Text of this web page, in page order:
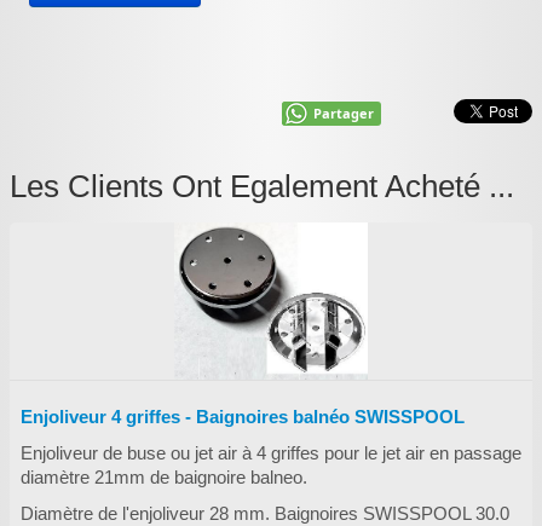
Partager
Les Clients Ont Egalement Acheté ...
Enjoliveur 4 griffes - Baignoires balnéo SWISSPOOL
Enjoliveur de buse ou jet air à 4 griffes pour le jet air en passage
diamètre 21mm de baignoire balneo.
Diamètre de l'enjoliveur 28 mm. Baignoires SWISSPOOL 30.0